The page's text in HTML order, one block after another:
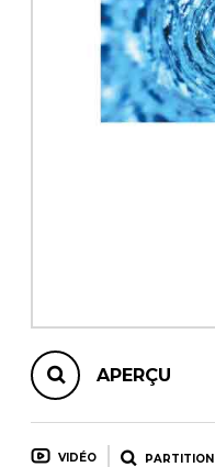
AUTRES PRODUITS
APERÇU
VIDÉO PARTITION